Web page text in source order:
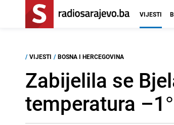
VIJESTI
/ VIJESTI / BOSNA I HERCEGOVINA
Zabijelila se
temperatura